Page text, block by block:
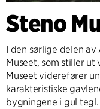
Steno
I den sørlige delen
Museet, som stiller ut
Museet viderefører
karakteristiske
bygningene i gul